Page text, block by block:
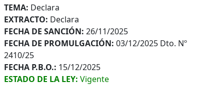
TEMA: Declara
EXTRACTO: Declara
FECHA DE SANCIÓN: 26/11/2025
FECHA DE PROMULGACIÓN: 03/12/2025 Dto. Nº
2410/25
FECHA P.B.O.: 15/12/2025
ESTADO DE LA LEY: Vigente